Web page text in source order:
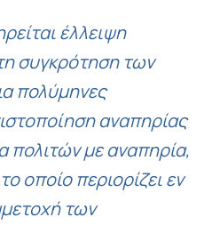
έλλειψη
συγκρότηση των
πολύμηνες
αναπηρίας
πολιτών με αναπηρία,
οποίο περιορίζει εν
των